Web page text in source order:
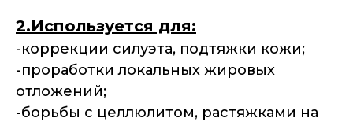
2.Используется для:
-коррекции силуэта, подтяжки кожи;
-проработки локальных жировых
отложений;
-борьбы с целлюлитом, растяжками на